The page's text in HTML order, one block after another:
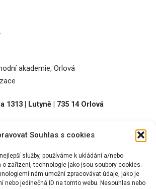
Souhlas s cookies
služby, používáme k ukládání a/nebo
o zařízení, technologie jako jsou soubory cookies.
nám umožní zpracovávat údaje, jako je
nebo jedinečná ID na tomto webu. Nesouhlas nebo
akademie, Orlová
1313 | Lutyně | 735 14 Orlová